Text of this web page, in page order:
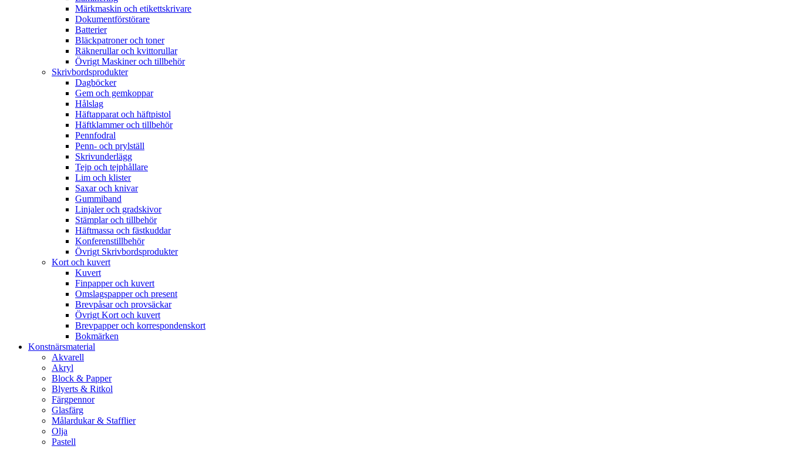
Märkmaskin och etikettskrivare
Dokumentförstörare
Batterier
Bläckpatroner och toner
Räknerullar och kvittorullar
Övrigt Maskiner och tillbehör
Skrivbordsprodukter
Dagböcker
Gem och gemkoppar
Hålslag
Häftapparat och häftpistol
Häftklammer och tillbehör
Pennfodral
Penn- och prylställ
Skrivunderlägg
Tejp och tejphållare
Lim och klister
Saxar och knivar
Gummiband
Linjaler och gradskivor
Stämplar och tillbehör
Häftmassa och fästkuddar
Konferenstillbehör
Övrigt Skrivbordsprodukter
Kort och kuvert
Kuvert
Finpapper och kuvert
Omslagspapper och present
Brevpåsar och provsäckar
Övrigt Kort och kuvert
Brevpapper och korrespondenskort
Bokmärken
Konstnärsmaterial
Akvarell
Akryl
Block & Papper
Blyerts & Ritkol
Färgpennor
Glasfärg
Målardukar & Stafflier
Olja
Pastell